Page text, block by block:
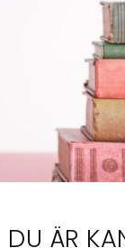
DU ÄR